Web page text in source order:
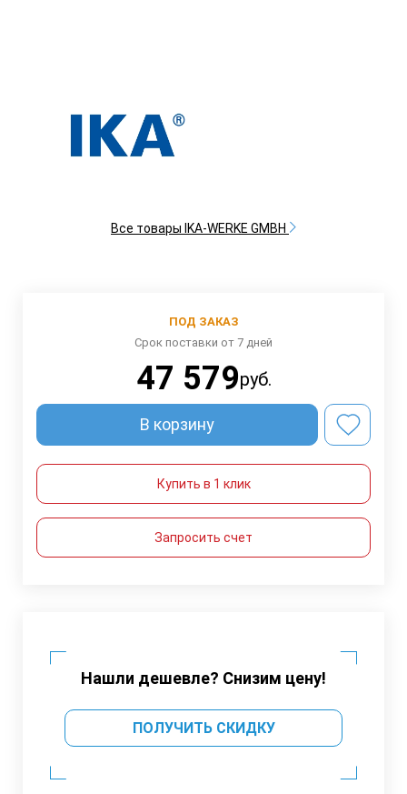
Все товары IKA-WERKE GMBH
ПОД ЗАКАЗ
Срок поставки от 7 дней
47 579руб.
В корзину
Купить в 1 клик
Запросить счет
Нашли дешевле? Снизим цену!
ПОЛУЧИТЬ СКИДКУ